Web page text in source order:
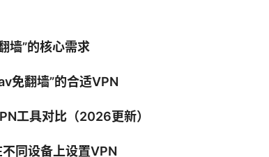
墙”的核心需求
免翻墙”的合适VPN
工具对比（2026更新）
同设备上设置VPN